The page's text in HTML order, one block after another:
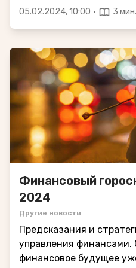
05.02.2024, 10:00 · 3 мин.
Финансовый
2024
Другие новости
Предсказания и
управления финансами.
финансовое будущее